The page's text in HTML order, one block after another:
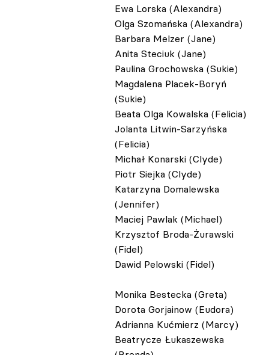
Ewa Lorska (Alexandra)
Olga Szomańska (Alexandra)
Barbara Melzer (Jane)
Anita Steciuk (Jane)
Paulina Grochowska (Sukie)
Magdalena Placek-Boryń
(Sukie)
Beata Olga Kowalska (Felicia)
Jolanta Litwin-Sarzyńska
(Felicia)
Michał Konarski (Clyde)
Piotr Siejka (Clyde)
Katarzyna Domalewska
(Jennifer)
Maciej Pawlak (Michael)
Krzysztof Broda-Żurawski
(Fidel)
Dawid Pelowski (Fidel)
Monika Bestecka (Greta)
Dorota Gorjainow (Eudora)
Adrianna Kućmierz (Marcy)
Beatrycze Łukaszewska